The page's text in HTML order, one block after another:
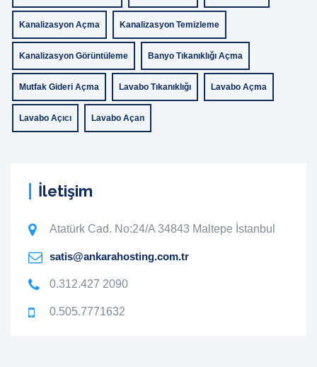
Kanalizasyon Açma Kanalizasyon Temizleme
Kanalizasyon Görüntüleme Banyo Tıkanıklığı Açma
Mutfak Gideri Açma Lavabo Tıkanıklığı Lavabo Açma
Lavabo Açıcı Lavabo Açan
İletişim
Atatürk Cad. No:24/A 34843 Maltepe İstanbul
satis@ankarahosting.com.tr
0.312.427 2090
0.505.7771632